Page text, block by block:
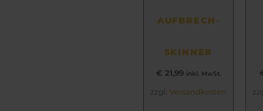
AUFBRECH­
SKINNER
€ 21,99 inkl. MwSt.
zzgl. Versandkosten